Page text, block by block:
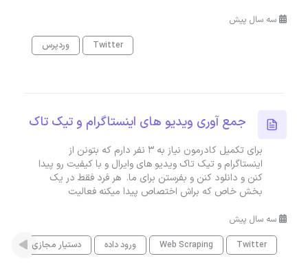
سه سال پیش
Twitter
وردپرس
جمع آوری ویدیو های اینستاگرام و تیک تاک
برای تکمیل کادرمون نیاز به ۳ نفر دارم که بتونن از
اینستاگرام و تیک تاک ویدیو های وایرال و با کیفیت رو پیدا
کنن و دانلود کنن و بفرستن برای ما. هر فرد فقط در یک
بخش خاص که براش اختصاص پیدا میکنه فعالیت
سه سال پیش
Twitter
Web Scraping ورود داده دستیار مجازی